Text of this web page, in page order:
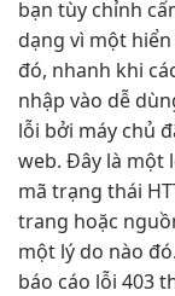
bạn tùy chỉnh
dạng vì một
đó, nhanh khi
nhập vào dễ
lỗi bởi máy chủ
web. Đây là một
mã trạng thái
trang hoặc
một lý do nào
báo cáo lỗi 403